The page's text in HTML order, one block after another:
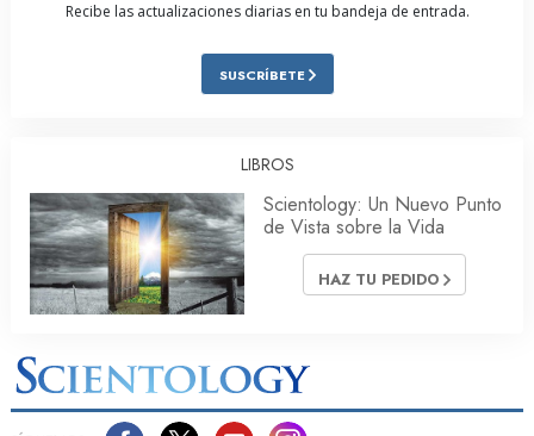
Recibe las actualizaciones diarias en tu bandeja de entrada.
SUSCRÍBETE
LIBROS
Scientology: Un Nuevo Punto
de Vista sobre la Vida
HAZ TU PEDIDO